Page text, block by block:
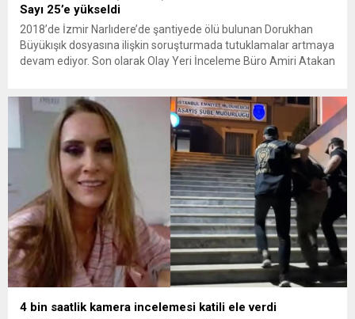
Sayı 25’e yükseldi
2018’de İzmir Narlıdere’de şantiyede ölü bulunan Dorukhan
Büyükışık dosyasına ilişkin soruşturmada tutuklamalar artmaya
devam ediyor. Son olarak Olay Yeri İnceleme Büro Amiri Atakan
bulunan Dorukhan Büyükışık’a ilişkin yeniden açılan
soruşturmada tutuklamalar genişliyor. Son olarak dönemin...
4 bin saatlik kamera incelemesi katili ele verdi